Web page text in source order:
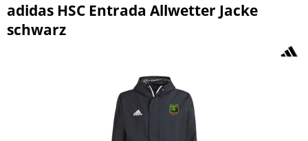
adidas HSC Entrada Allwetter Jacke
schwarz